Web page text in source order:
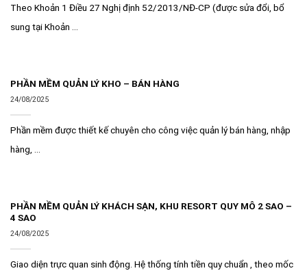
Theo Khoản 1 Điều 27 Nghị định 52/2013/NĐ-CP (được sửa đổi, bổ
sung tại Khoản ...
PHẦN MỀM QUẢN LÝ KHO – BÁN HÀNG
24/08/2025
Phần mềm được thiết kế chuyên cho công việc quản lý bán hàng, nhập
hàng, ...
PHẦN MỀM QUẢN LÝ KHÁCH SẠN, KHU RESORT QUY MÔ 2 SAO –
4 SAO
24/08/2025
Giao diện trực quan sinh động. Hệ thống tính tiền quy chuẩn , theo mốc